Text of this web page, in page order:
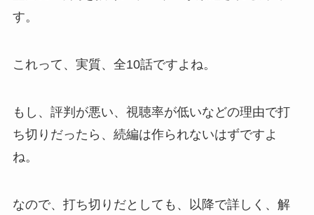
す。
これって、実質、全10話ですよね。
もし、評判が悪い、視聴率が低いなどの理由で打
ち切りだったら、続編は作られないはずですよ
ね。
なので、打ち切りだとしても、以降で詳しく、解